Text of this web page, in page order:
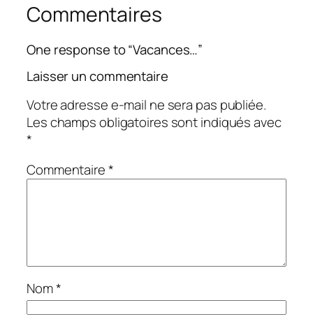
Commentaires
One response to “Vacances…”
Laisser un commentaire
Votre adresse e-mail ne sera pas publiée.
Les champs obligatoires sont indiqués avec
*
Commentaire*
Nom*